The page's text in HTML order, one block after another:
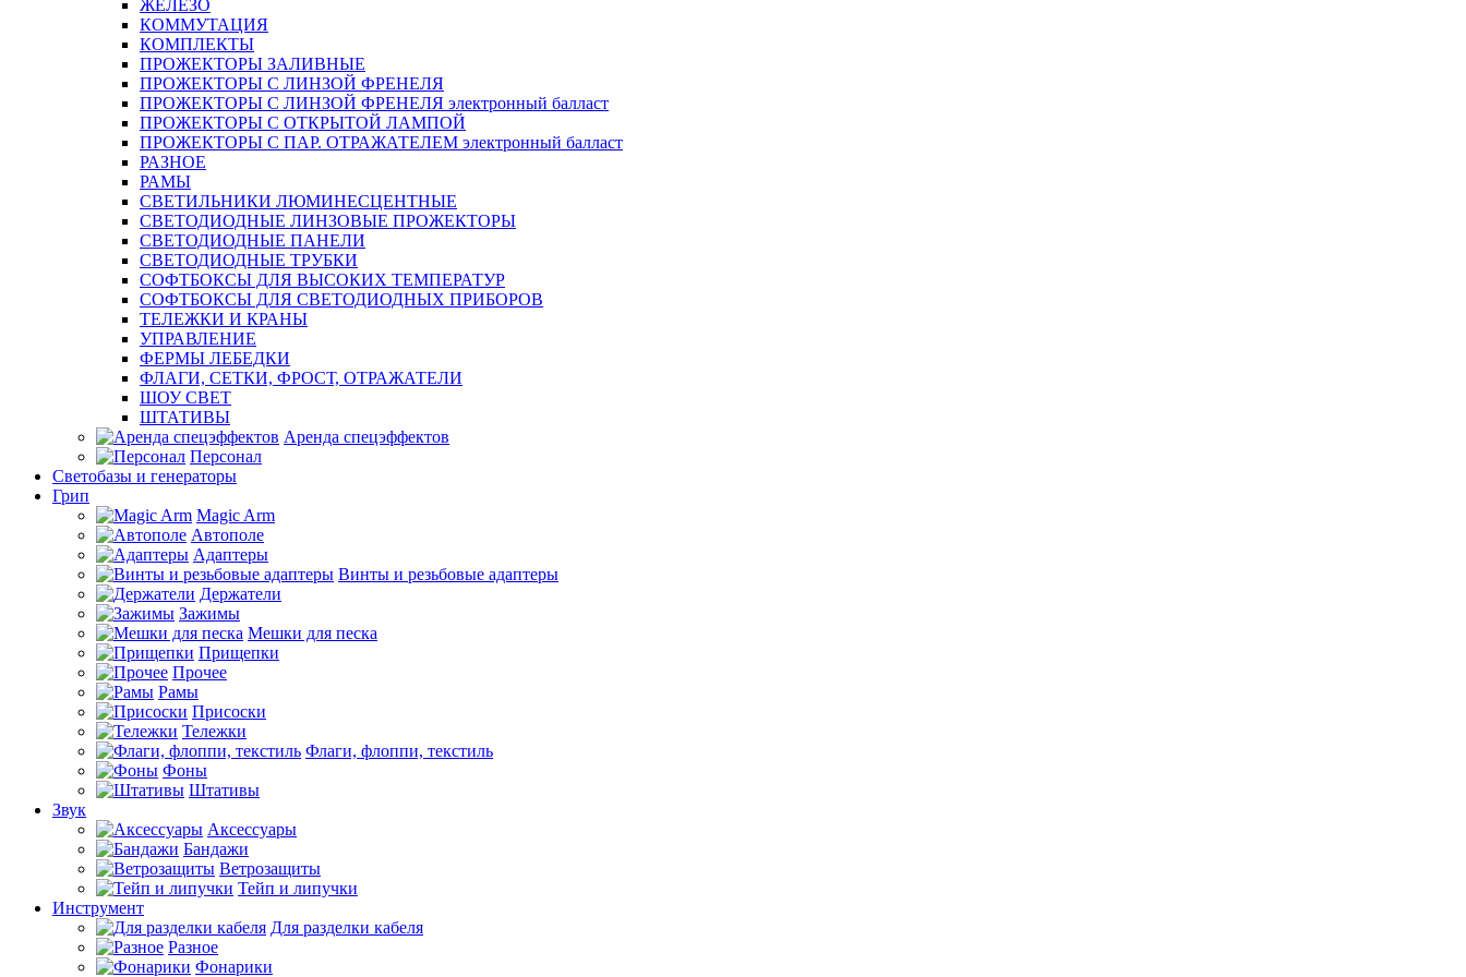
ЖЕЛЕЗО
КОММУТАЦИЯ
КОМПЛЕКТЫ
ПРОЖЕКТОРЫ ЗАЛИВНЫЕ
ПРОЖЕКТОРЫ С ЛИНЗОЙ ФРЕНЕЛЯ
ПРОЖЕКТОРЫ С ЛИНЗОЙ ФРЕНЕЛЯ электронный балласт
ПРОЖЕКТОРЫ С ОТКРЫТОЙ ЛАМПОЙ
ПРОЖЕКТОРЫ С ПАР. ОТРАЖАТЕЛЕМ электронный балласт
РАЗНОЕ
РАМЫ
СВЕТИЛЬНИКИ ЛЮМИНЕСЦЕНТНЫЕ
СВЕТОДИОДНЫЕ ЛИНЗОВЫЕ ПРОЖЕКТОРЫ
СВЕТОДИОДНЫЕ ПАНЕЛИ
СВЕТОДИОДНЫЕ ТРУБКИ
СОФТБОКСЫ ДЛЯ ВЫСОКИХ ТЕМПЕРАТУР
СОФТБОКСЫ ДЛЯ СВЕТОДИОДНЫХ ПРИБОРОВ
ТЕЛЕЖКИ И КРАНЫ
УПРАВЛЕНИЕ
ФЕРМЫ ЛЕБЕДКИ
ФЛАГИ, СЕТКИ, ФРОСТ, ОТРАЖАТЕЛИ
ШОУ СВЕТ
ШТАТИВЫ
Аренда спецэффектов
Персонал
Светобазы и генераторы
Грип
Magic Arm
Автополе
Адаптеры
Винты и резьбовые адаптеры
Держатели
Зажимы
Мешки для песка
Прищепки
Прочее
Рамы
Присоски
Тележки
Флаги, флоппи, текстиль
Фоны
Штативы
Звук
Аксессуары
Бандажи
Ветрозащиты
Тейп и липучки
Инструмент
Для разделки кабеля
Разное
Фонарики